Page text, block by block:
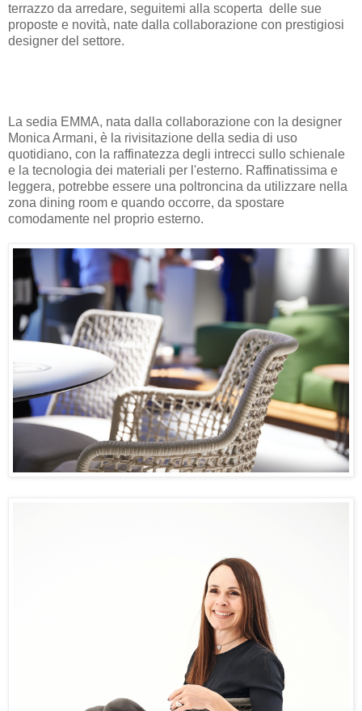
terrazzo da arredare, seguitemi alla scoperta delle sue
proposte e novità, nate dalla collaborazione con prestigiosi
designer del settore.
La sedia EMMA, nata dalla collaborazione con la designer
Monica Armani, è la rivisitazione della sedia di uso
quotidiano, con la raffinatezza degli intrecci sullo schienale
e la tecnologia dei materiali per l'esterno. Raffinatissima e
leggera, potrebbe essere una poltroncina da utilizzare nella
zona dining room e quando occorre, da spostare
comodamente nel proprio esterno.